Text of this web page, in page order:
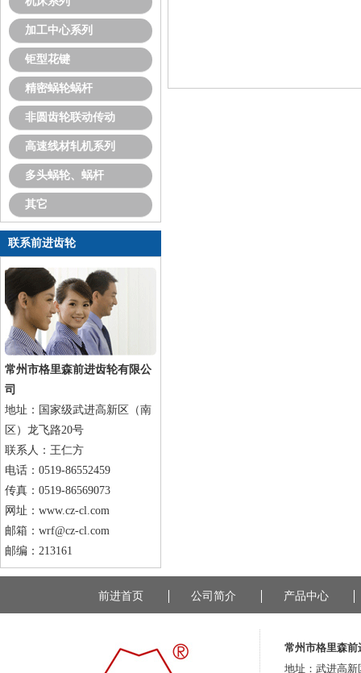
加工中心系列
钜型花键
精密蜗轮蜗杆
非圆齿轮联动传动
高速线材轧机系列
多头蜗轮、蜗杆
其它
联系前进齿轮
常州市格里森前进齿轮有限公
司
地址：国家级武进高新区（南
区）龙飞路20号
联系人：王仁方
电话：0519-86552459
传真：0519-86569073
网址：www.cz-cl.com
邮箱：wrf@cz-cl.com
邮编：213161
前进首页 公司简介 产品中心
常州市格里森
地址：武进高